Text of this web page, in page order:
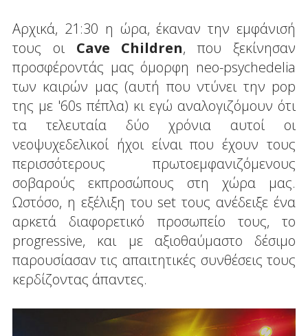
Αρχικά, 21:30 η ώρα, έκαναν την εμφάνισή
τους οι Cave Children, που ξεκίνησαν
προσφέροντάς μας όμορφη neo-psychedelia
των καιρών μας (αυτή που ντύνει την pop
της με '60s πέπλα) κι εγώ αναλογιζόμουν ότι
τα τελευταία δύο χρόνια αυτοί οι
νεοψυχεδελικοί ήχοι είναι που έχουν τους
περισσότερους πρωτοεμφανιζόμενους
σοβαρούς εκπροσώπους στη χώρα μας.
Ωστόσο, η εξέλιξη του set τους ανέδειξε ένα
αρκετά διαφορετικό προσωπείο τους, το
progressive, και με αξιοθαύμαστο δέσιμο
παρουσίασαν τις απαιτητικές συνθέσεις τους
κερδίζοντας άπαντες.